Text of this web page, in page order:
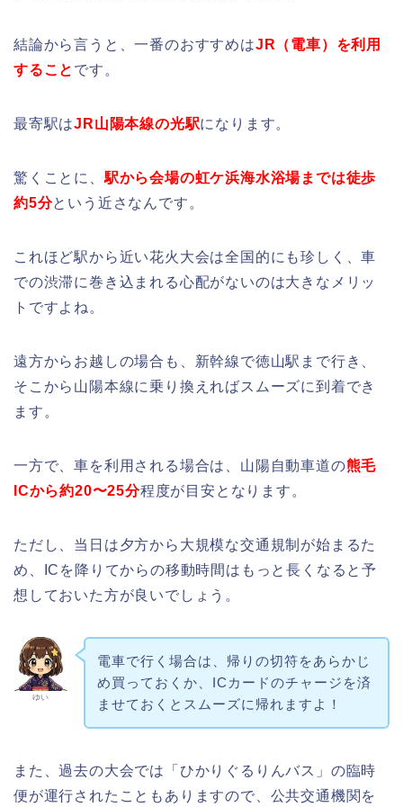
結論から言うと、一番のおすすめはJR（電車）を利用
すること です。
最寄駅はJR山陽本線の光駅になります。
驚くことに、駅から会場の虹ケ浜海水浴場までは徒歩
約5分という近さなんです。
これほど駅から近い花火大会は全国的にも珍しく、車
での渋滞に巻き込まれる心配がないのは大きなメリッ
トですよね。
遠方からお越しの場合も、新幹線で徳山駅まで行き、
そこから山陽本線に乗り換えればスムーズに到着でき
ます。
一方で、車を利用される場合は、山陽自動車道の熊毛
ICから約20〜25分程度が目安となります。
ただし、当日は夕方から大規模な交通規制が始まるた
め、ICを降りてからの移動時間はもっと長くなると予
想しておいた方が良いでしょう。
ゆい
電車で行く場合は、帰りの切符をあらかじ
め買っておくか、ICカードのチャージを済
ませておくとスムーズに帰れますよ！
また、過去の大会では「ひかりぐるりんバス」の臨時
便が運行されたこともありますので、公共交通機関を